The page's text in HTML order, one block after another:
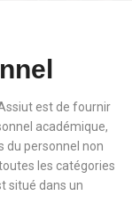
est de fournir
académique,
du personnel non
les catégories
situé dans un